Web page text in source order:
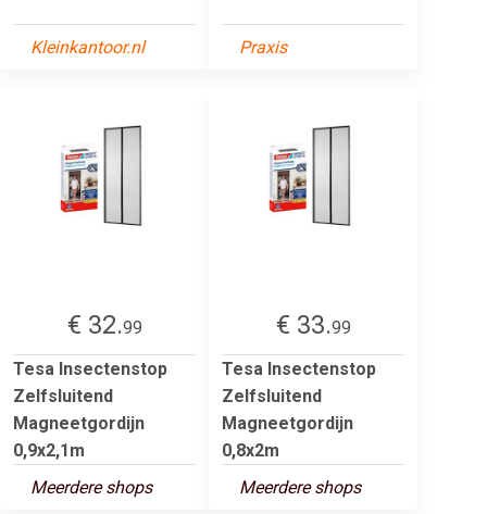
Kleinkantoor.nl Praxis
€ 32.99
Tesa Insectenstop
Zelfsluitend
Magneetgordijn
0,9x2,1m
Meerdere shops
€ 33.99
Tesa Insectenstop
Zelfsluitend
Magneetgordijn
0,8x2m
Meerdere shops